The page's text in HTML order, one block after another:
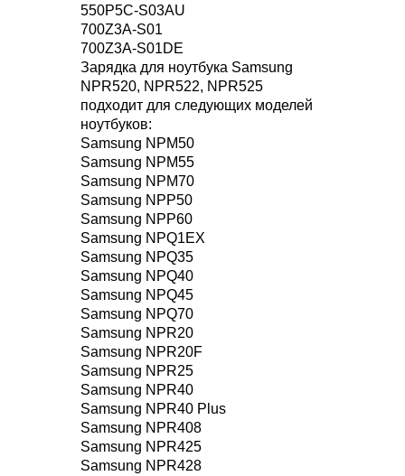
550P5C-S03AU
700Z3A-S01
700Z3A-S01DE
Зарядка для ноутбука Samsung
NPR520, NPR522, NPR525
подходит для следующих моделей
ноутбуков:
Samsung NPM50
Samsung NPM55
Samsung NPM70
Samsung NPP50
Samsung NPP60
Samsung NPQ1EX
Samsung NPQ35
Samsung NPQ40
Samsung NPQ45
Samsung NPQ70
Samsung NPR20
Samsung NPR20F
Samsung NPR25
Samsung NPR40
Samsung NPR40 Plus
Samsung NPR408
Samsung NPR425
Samsung NPR428